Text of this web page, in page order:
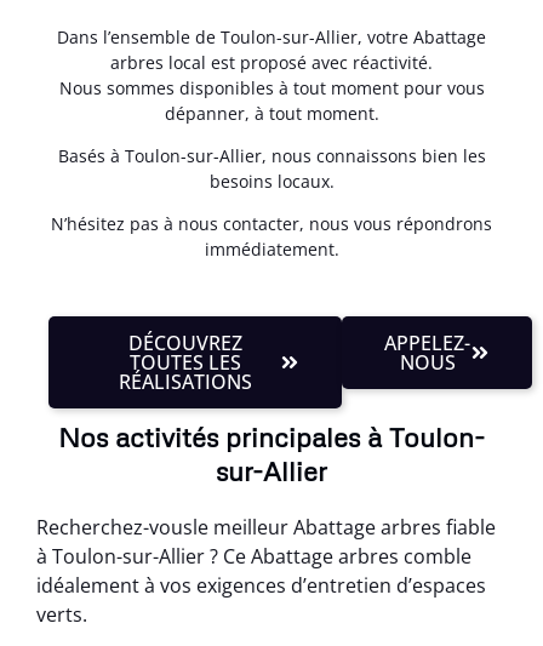
Dans l’ensemble de Toulon-sur-Allier, votre Abattage
arbres local est proposé avec réactivité.
Nous sommes disponibles à tout moment pour vous
dépanner, à tout moment.
Basés à Toulon-sur-Allier, nous connaissons bien les
besoins locaux.
N’hésitez pas à nous contacter, nous vous répondrons
immédiatement.
DÉCOUVREZ
TOUTES LES
RÉALISATIONS
APPELEZ-
NOUS
Nos activités principales à Toulon-
sur-Allier
Recherchez-vousle meilleur Abattage arbres fiable
à Toulon-sur-Allier ? Ce Abattage arbres comble
idéalement à vos exigences d’entretien d’espaces
verts.